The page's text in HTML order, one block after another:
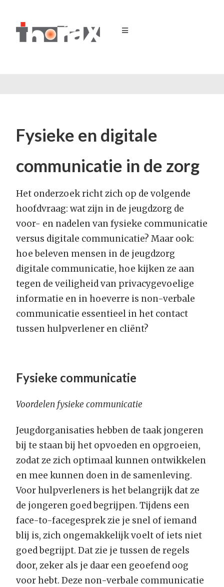
Fysieke en digitale
communicatie in de zorg
Het onderzoek richt zich op de volgende
hoofdvraag: wat zijn in de jeugdzorg de
voor- en nadelen van fysieke communicatie
versus digitale communicatie? Maar ook:
hoe beleven mensen in de jeugdzorg
digitale communicatie, hoe kijken ze aan
tegen de veiligheid van privacygevoelige
informatie en in hoeverre is non-verbale
communicatie essentieel in het contact
tussen hulpverlener en cliënt?
Fysieke communicatie
Voordelen fysieke communicatie
Jeugdorganisaties hebben de taak jongeren
bij te staan bij het opvoeden en opgroeien,
zodat ze zich optimaal kunnen ontwikkelen
en mee kunnen doen in de samenleving.
Voor hulpverleners is het belangrijk dat ze
de jongeren goed begrijpen. Tijdens een
face-to-facegesprek zie je snel of iemand
blij is, zich ongemakkelijk voelt of iets niet
goed begrijpt. Dat zie je tussen de regels
door, zeker als je daar een geoefend oog
voor hebt. Deze non-verbale communicatie